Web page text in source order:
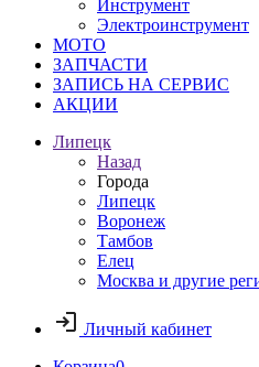
Инструмент
Электроинструмент
МОТО
ЗАПЧАСТИ
ЗАПИСЬ НА СЕРВИС
АКЦИИ
Липецк
Назад
Города
Липецк
Воронеж
Тамбов
Елец
Москва и другие
Личный кабинет